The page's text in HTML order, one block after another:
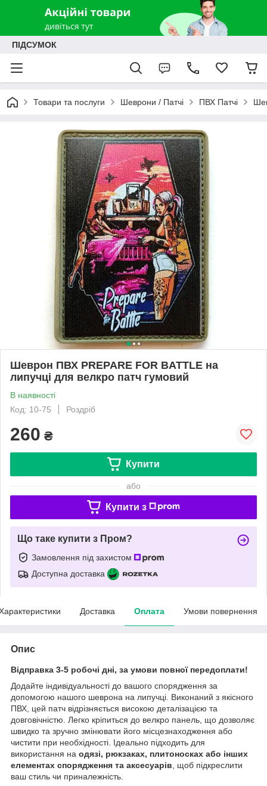
ПІДСУМОК
Товари та послуги Шеврони / Патчі ПВХ Патчі
Шеврон ПВХ PREPARE FOR BATTLE на
липучці для велкро патч гумовий
В наявності
Код: 10-75
Роздріб
260 ₴
Купити
або
Купити з
Що таке купити з Пром?
Замовлення під захистом
Доступна доставка
Доставка Оплата Умови повернення
Опис
Відправка 3-5 робочі дні, за умови повної передоплати!
Додайте індивідуальності до вашого спорядження за
допомогою нашого шеврона на липучці. Виконаний з якісного
ПВХ, цей патч відрізняється високою деталізацією та
довговічністю. Легко кріпиться до велкро панель, що дозволяє
швидко та зручно змінювати його місцезнаходження або
чистити при необхідності. Ідеально підходить для
використання на одязі, рюкзаках, плитоносках або інших
елементах спорядження та аксесуарів , щоб підкреслити
ваш стиль чи приналежність.